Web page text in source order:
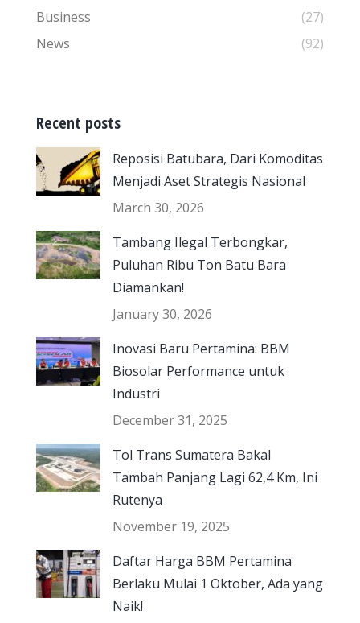
Business
(27)
News
(92)
Recent posts
Reposisi Batubara, Dari Komoditas
Menjadi Aset Strategis Nasional
March 30, 2026
Tambang Ilegal Terbongkar,
Puluhan Ribu Ton Batu Bara
Diamankan!
January 30, 2026
Inovasi Baru Pertamina: BBM
Biosolar Performance untuk
Industri
December 31, 2025
Tol Trans Sumatera Bakal
Tambah Panjang Lagi 62,4 Km, Ini
Rutenya
November 19, 2025
Daftar Harga BBM Pertamina
Berlaku Mulai 1 Oktober, Ada yang
Naik!